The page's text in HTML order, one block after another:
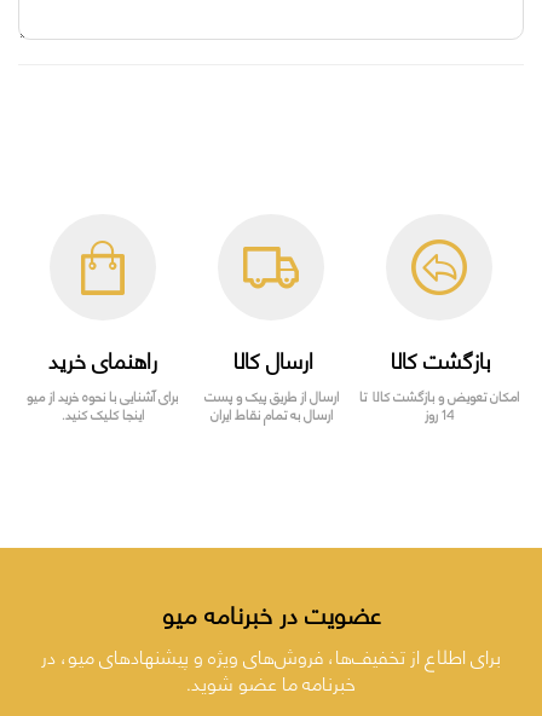
بازگشت کالا
امکان تعویض و بازگشت کالا تا
14 روز
ارسال کالا
ارسال از طریق پیک و پست
ارسال به تمام نقاط ایران
راهنمای خرید
برای آشنایی با نحوه خرید از میو
اینجا کلیک کنید.
عضویت در خبرنامه میو
برای اطلاع از تخفیف‌ها، فروش‌های ویژه و پیشنهادهای میو، در
خبرنامه ما عضو شوید.